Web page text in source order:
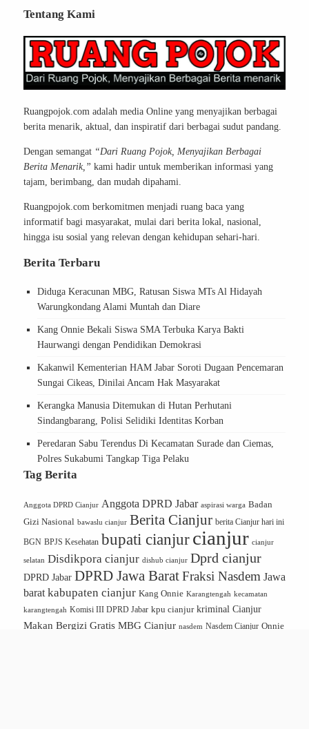
Tentang Kami
Ruangpojok.com adalah media Online yang menyajikan berbagai
berita menarik, aktual, dan inspiratif dari berbagai sudut pandang.
Dengan semangat “Dari Ruang Pojok, Menyajikan Berbagai
Berita Menarik,” kami hadir untuk memberikan informasi yang
tajam, berimbang, dan mudah dipahami.
Ruangpojok.com berkomitmen menjadi ruang baca yang
informatif bagi masyarakat, mulai dari berita lokal, nasional,
hingga isu sosial yang relevan dengan kehidupan sehari-hari.
Berita Terbaru
Diduga Keracunan MBG, Ratusan Siswa MTs Al Hidayah
Warungkondang Alami Muntah dan Diare
Kang Onnie Bekali Siswa SMA Terbuka Karya Bakti
Haurwangi dengan Pendidikan Demokrasi
Kakanwil Kementerian HAM Jabar Soroti Dugaan Pencemaran
Sungai Cikeas, Dinilai Ancam Hak Masyarakat
Kerangka Manusia Ditemukan di Hutan Perhutani
Sindangbarang, Polisi Selidiki Identitas Korban
Peredaran Sabu Terendus Di Kecamatan Surade dan Ciemas,
Polres Sukabumi Tangkap Tiga Pelaku
Tag Berita
Anggota DPRD Cianjur Anggota DPRD Jabar aspirasi warga Badan
Gizi Nasional bawaslu cianjur Berita Cianjur berita Cianjur hari ini
BGN BPJS Kesehatan bupati cianjur cianjur cianjur
selatan Disdikpora cianjur dishub cianjur Dprd cianjur
DPRD Jabar DPRD Jawa BaratFraksi Nasdem Jawa
barat kabupaten cianjur Kang Onnie Karangtengah kecamatan
karangtengah Komisi III DPRD Jabar kpu cianjur kriminal Cianjur
Makan Bergizi Gratis MBG Cianjur nasdem Nasdem Cianjur Onnie